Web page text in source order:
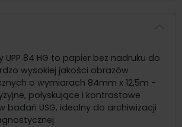
UPP 84 HG to papier bez nadruku do
wysokiej jakości obrazów
o wymiarach 84mm x 12,5m -
połyskujące i kontrastowe
badań USG, idealny do archiwizacji